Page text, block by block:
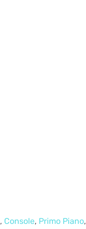
, Console, Primo Piano,